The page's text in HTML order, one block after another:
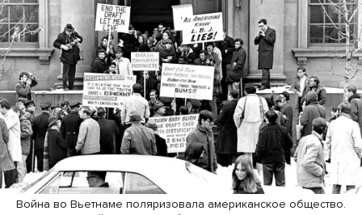
Война во Вьетнаме поляризовала американское общество.